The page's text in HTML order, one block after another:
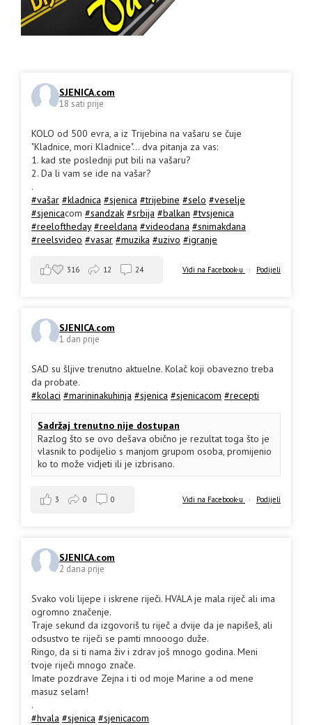
SJENICA.com
18 sati prije
KOLO od 500 evra, a iz Trijebina na vašaru se čuje
"Kladnice, mori Kladnice"... dva pitanja za vas:
1. kad ste poslednji put bili na vašaru?
2. Da li vam se ide na vašar?
.
#vašar #kladnica #sjenica #trijebine #selo #veselje
#sjenicacom #sandzak #srbija #balkan #tvsjenica
#reeloftheday #reeldana #videodana #snimakdana
#reelsvideo #vasar #muzika #uzivo #igranje
Vidi na Facebook-u · Podijeli
316 12 24
SJENICA.com
1 dan prije
SAD su šljive trenutno aktuelne. Kolač koji obavezno treba
da probate.
#kolaci #marininakuhinja #sjenica #sjenicacom #recepti
Sadržaj trenutno nije dostupan
Razlog što se ovo dešava obično je rezultat toga što je
vlasnik to podijelio s manjom grupom osoba, promijenio
ko to može vidjeti ili je izbrisano.
Vidi na Facebook-u · Podijeli
3 0 0
SJENICA.com
2 dana prije
Svako voli lijepe i iskrene riječi. HVALA je mala riječ ali ima
ogromno značenje.
Traje sekund da izgovoriš tu riječ a dvije da je napišeš, ali
odsustvo te riječi se pamti mnooogo duže.
Ringo, da si ti nama živ i zdrav još mnogo godina. Meni
tvoje riječi mnogo znače.
Imate pozdrave Zejna i ti od moje Marine a od mene
masuz selam!
.
#hvala #sjenica #sjenicacom